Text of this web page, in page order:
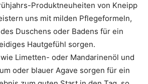
Produktneuheiten von Kneipp
uns mit milden Pflegeformeln,
Duschens oder Badens für ein
Hautgefühl sorgen.
Limetten- oder Mandarinenöl und
oder blauer Agave sorgen für ein